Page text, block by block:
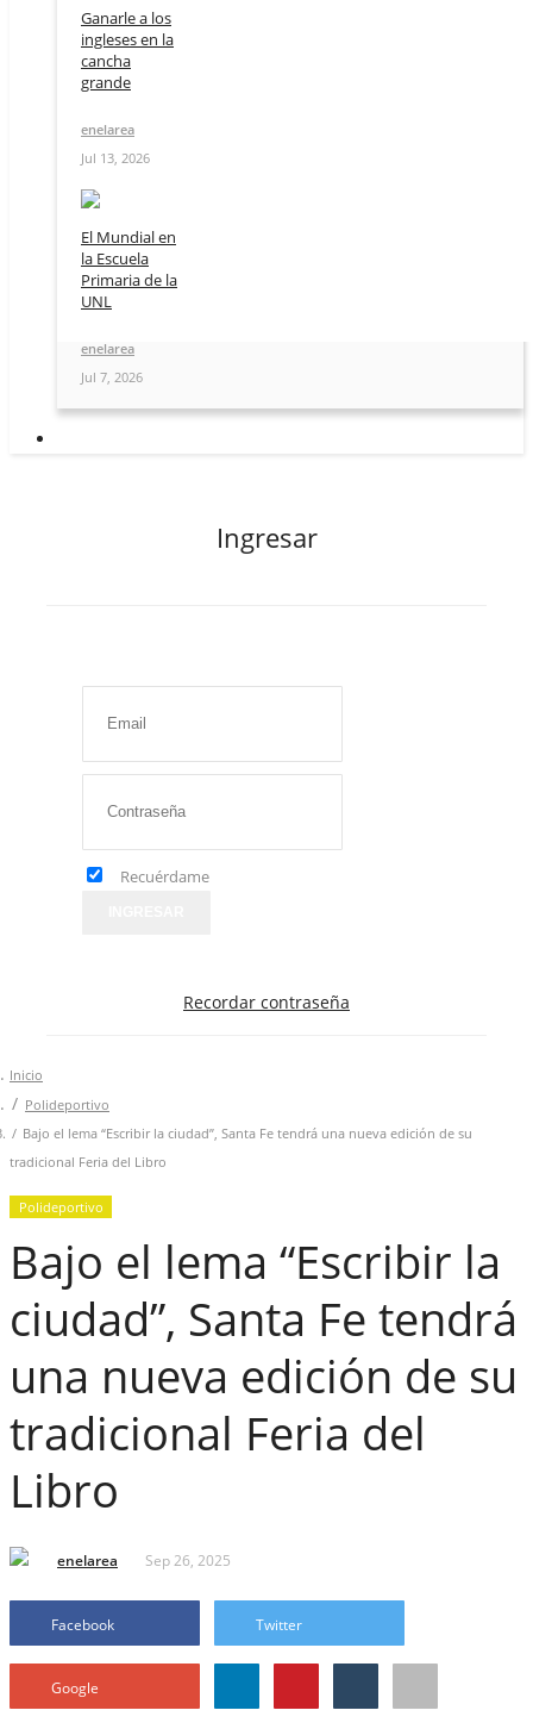
Ganarle a los
ingleses en la
cancha
grande
enelarea
Jul 13, 2026
El Mundial en
la Escuela
Primaria de la
UNL
enelarea
Jul 7, 2026
Ingresar
Recuérdame
Recordar contraseña
Inicio
Polideportivo
Bajo el lema “Escribir la ciudad”, Santa Fe tendrá una nueva edición de su
tradicional Feria del Libro
Polideportivo
Bajo el lema “Escribir la
ciudad”, Santa Fe tendrá
una nueva edición de su
tradicional Feria del
Libro
enelarea Sep 26, 2025
Facebook Twitter
Google